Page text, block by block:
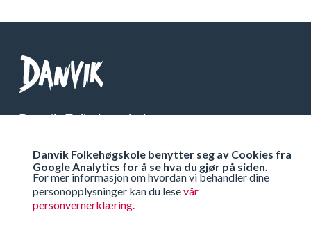
Danvik Folkehøgskole benytter seg av Cookies fra
Google Analytics for å se hva du gjør på siden.
For mer informasjon om hvordan vi behandler dine
personopplysninger kan du lesevår
personvernerklæring.
Danvik Folkehøgskole
Org Nr: 971 538 333
Få veibeskrivelse